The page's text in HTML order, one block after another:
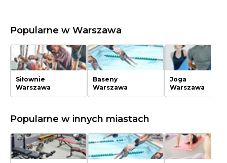
Popularne w Warszawa
Siłownie
Warszawa
Baseny
Warszawa
Joga
Warszawa
Popularne w innych miastach